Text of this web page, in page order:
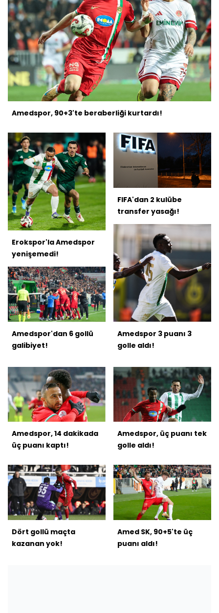
Amedspor, 90+3'te beraberliği kurtardı!
Erokspor'la Amedspor
yenişemedi!
Amedspor'dan 6 gollü
galibiyet!
FIFA'dan 2 kulübe
transfer yasağı!
Amedspor 3 puanı 3
golle aldı!
Amedspor, 14 dakikada
üç puanı kaptı!
Amedspor, üç puanı tek
golle aldı!
Dört gollü maçta
kazanan yok!
Amed SK, 90+5'te üç
puanı aldı!